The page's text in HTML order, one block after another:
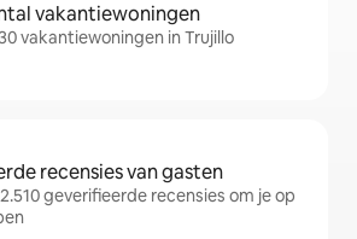
vakantiewoningen
vakantiewoningen in Trujillo
recensies van gasten
geverifieerde recensies om je op